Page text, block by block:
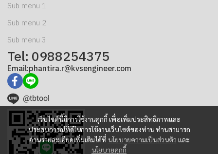
เว็บไซต์นี้มีการใช้งานคุกกี้ เพื่อเพิ่มประสิทธิภาพและ
ประสบการณ์ที่ดีในการใช้งานเว็บไซต์ของท่าน ท่านสามารถ
อ่านรายละเอียดเพิ่มเติมได้ที่ นโยบายความเป็นส่วนตัว และ
นโยบายคุกกี้
Sub menu 1
Sub menu 2
Sub menu 3
Tel: 0988254375
Email:phantira.r@kvsengineer.com
@tbtool